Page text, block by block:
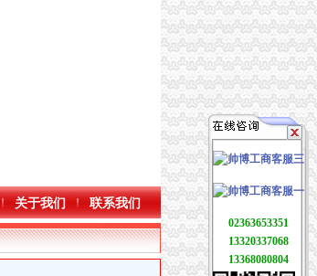
关于我们 联系我们
02363653351
13320337068
13368080804